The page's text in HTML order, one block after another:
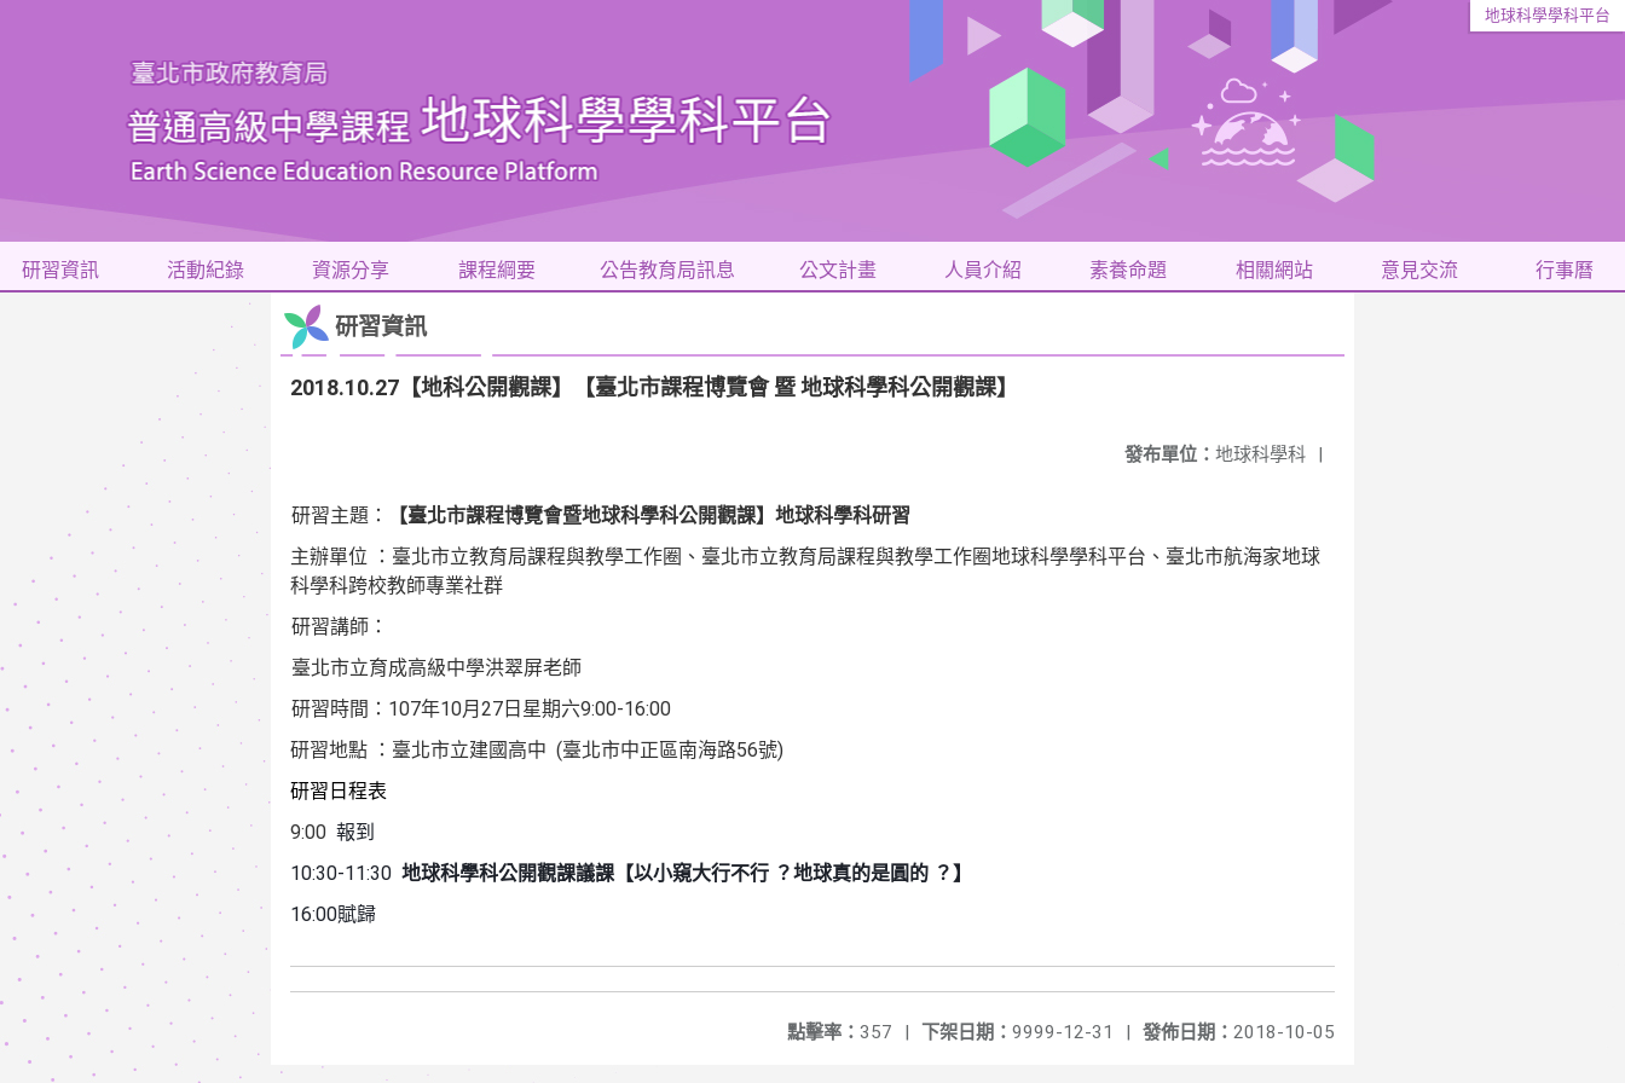
地球科學學科平台
研習資訊 活動紀錄 資源分享 課程綱要 公告教育局訊息 公文計畫 人員介紹 素養命題 相關網站 意見交流 行事曆
研習資訊
2018.10.27【地科公開觀課】【臺北市課程博覽會 暨 地球科學科公開觀課】
發布單位： 地球科學科 |
研習主題： 【臺北市課程博覽會暨地球科學科公開觀課】地球科學科研習
主辦單位
：臺北市立教育局課程與教學工作圈、臺北市立教育局課程與教學工作圈地球科學學科平台、臺北市航海家地球
科學科跨校教師專業社群
研習講師：
臺北市立育成高級中學洪翠屏老師
研習時間： 107年10月 27日星期六9:00-16:00
研習地點 ：臺北市立建國高中 (臺北市中正區南海路56號)
研習日程表
9:00 報到
10:30-11:30 地球科學科公開觀課議課 【以小窺大行不行 ？地球真的是圓的 ？】
16:00賦歸
發佈日期： 2018-10-05
下架日期： 9999-12-31 |
點擊率： 357 |